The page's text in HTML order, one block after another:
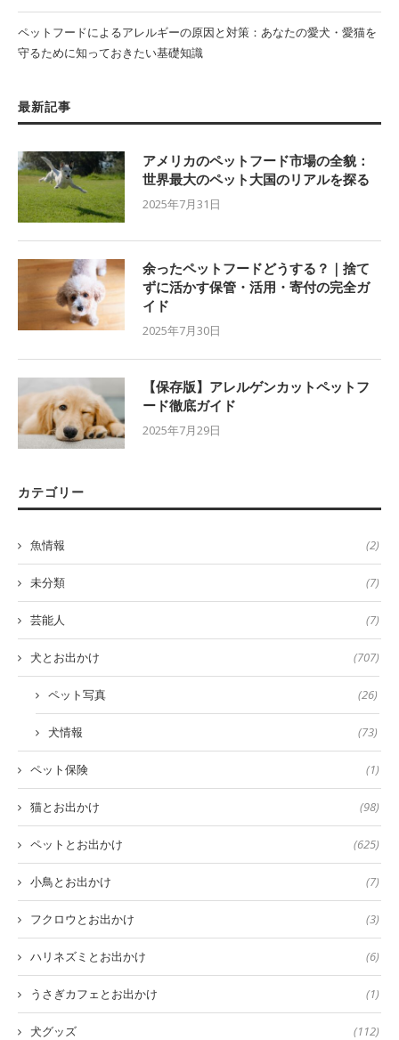
ペットフードによるアレルギーの原因と対策：あなたの愛犬・愛猫を
守るために知っておきたい基礎知識
最新記事
アメリカのペットフード市場の全貌：
世界最大のペット大国のリアルを探る
2025年7月31日
余ったペットフードどうする？｜捨て
ずに活かす保管・活用・寄付の完全ガ
イド
2025年7月30日
【保存版】アレルゲンカットペットフ
ード徹底ガイド
2025年7月29日
カテゴリー
魚情報 (2)
未分類 (7)
芸能人 (7)
犬とお出かけ (707)
ペット写真 (26)
犬情報 (73)
ペット保険 (1)
猫とお出かけ (98)
ペットとお出かけ (625)
小鳥とお出かけ (7)
フクロウとお出かけ (3)
ハリネズミとお出かけ (6)
うさぎカフェとお出かけ (1)
犬グッズ (112)